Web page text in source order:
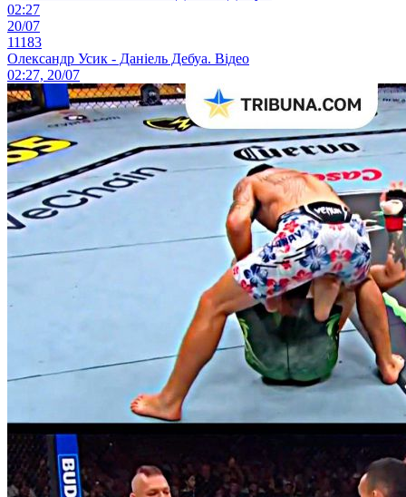
02:27
20/07
11183
Олександр Усик - Даніель Дебуа. Відео
02:27, 20/07